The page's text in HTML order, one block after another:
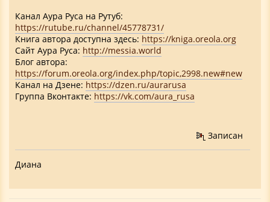
Канал Аура Руса на Рутуб:
https://rutube.ru/channel/45778731/
Книга автора доступна здесь: https://kniga.oreola.org
Cайт Аура Руса: http://messia.world
Блог автора:
https://forum.oreola.org/index.php/topic,2998.new#new
Канал на Дзене: https://dzen.ru/aurarusa
Группа Вконтакте: https://vk.com/aura_rusa
Записан
Диана